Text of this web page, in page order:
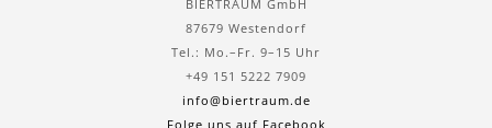
BIERTRAUM GmbH
87679 Westendorf
Tel.: Mo.–Fr. 9–15 Uhr
+49 151 5222 7909
info@biertraum.de
Folge uns auf Facebook